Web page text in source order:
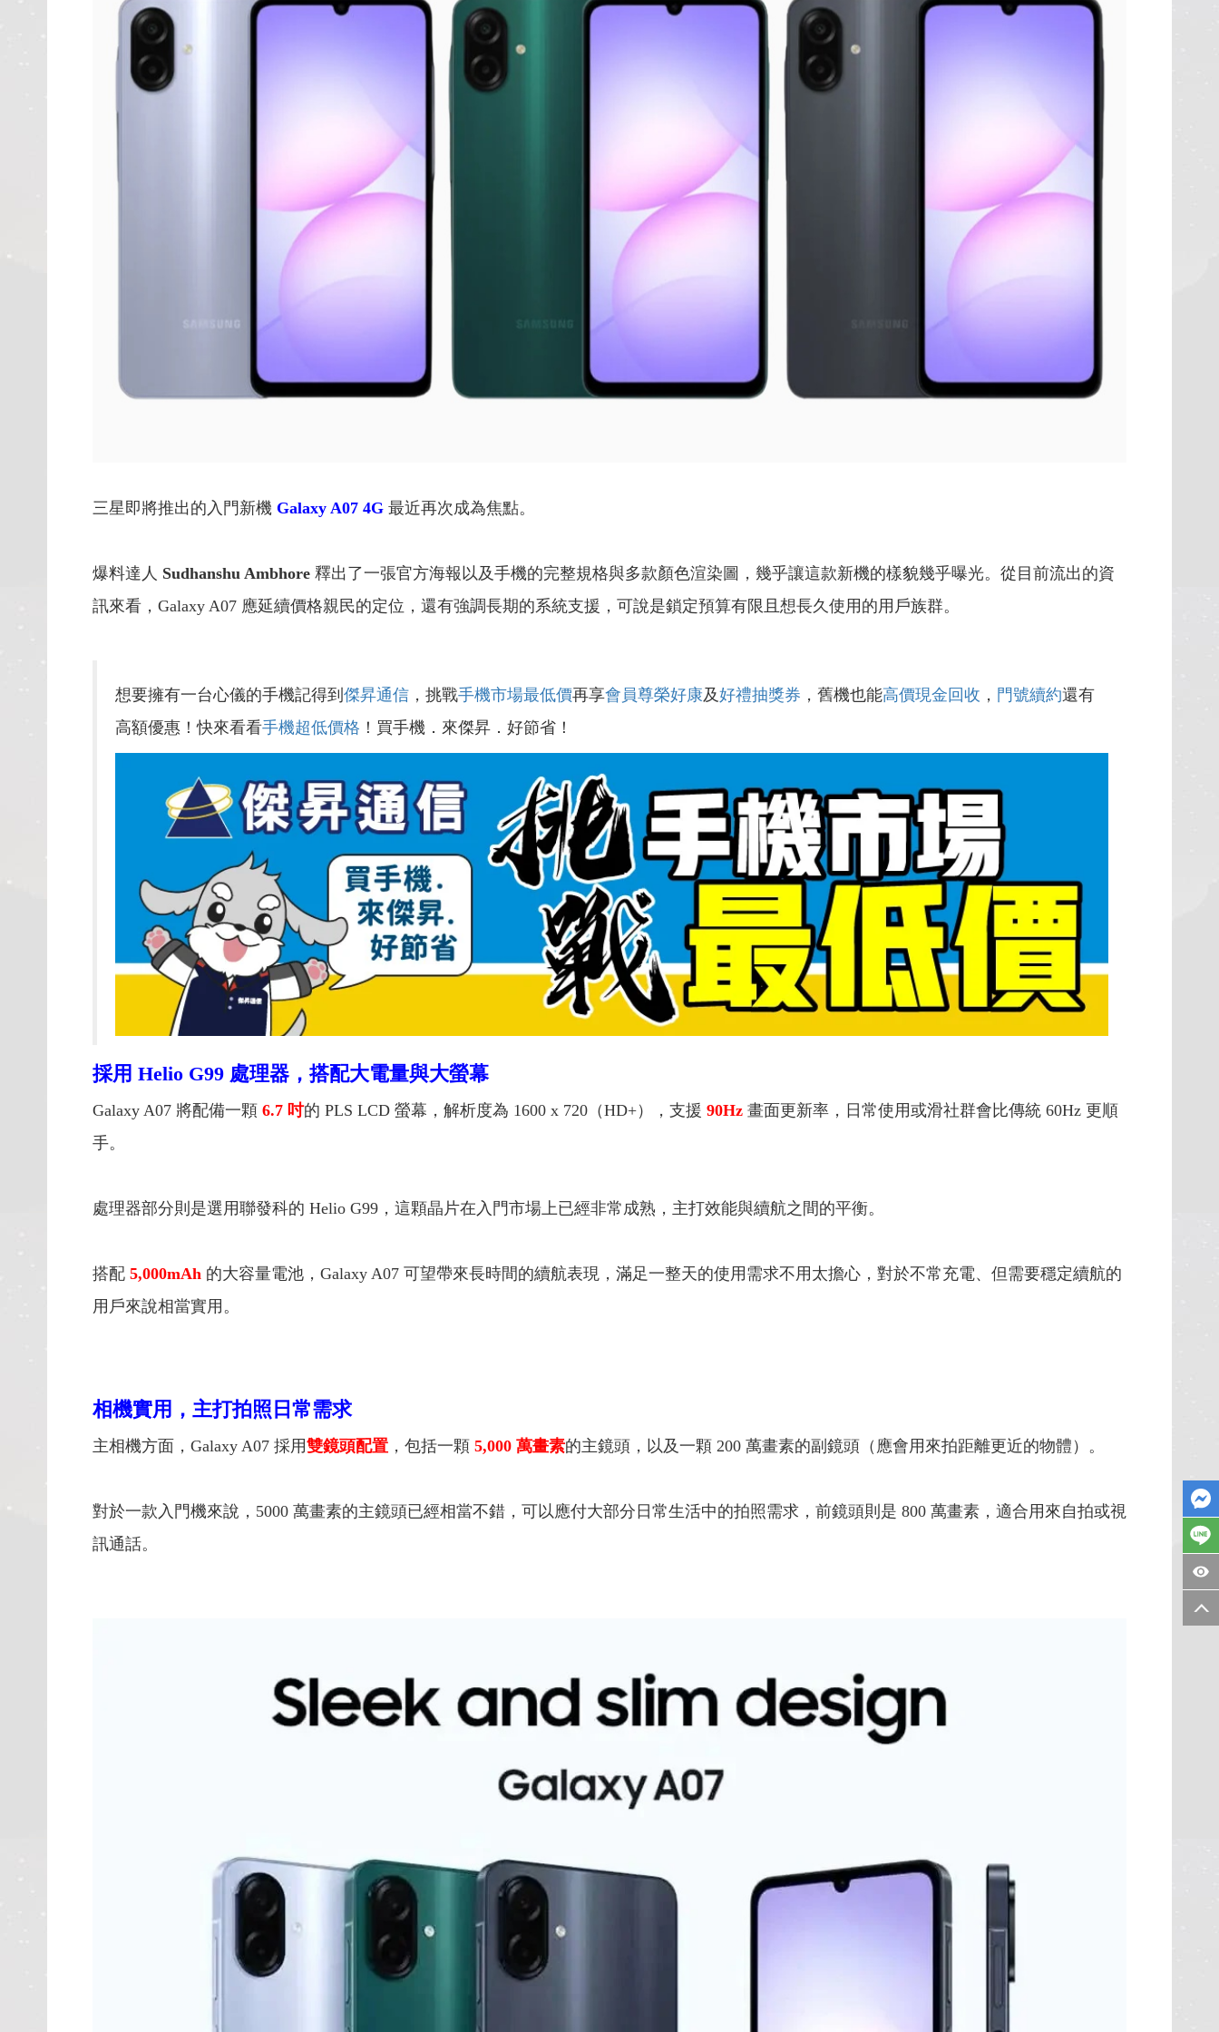
三星即將推出的入門新機 Galaxy A07 4G 最近再次成為焦點。
爆料達人 Sudhanshu Ambhore 釋出了一張官方海報以及手機的完整規格與多款顏色渲染圖，幾乎讓這款新機的樣貌幾乎曝光。從目前流出的資
訊來看，Galaxy A07 應延續價格親民的定位，還有強調長期的系統支援，可說是鎖定預算有限且想長久使用的用戶族群。
想要擁有一台心儀的手機記得到 傑昇通信 ，挑戰手機市場最低價再享會員尊榮好康及好禮抽獎券 ，舊機也能高價現金回收 ， 門號續約還有
高額優惠！快來看看手機超低價格 ！買手機．來傑昇．好節省！
採用 Helio G99 處理器，搭配大電量與大螢幕
Galaxy A07 將配備一顆 6.7 吋的 PLS LCD 螢幕，解析度為 1600 x 720（HD+），支援 90Hz 畫面更新率，日常使用或滑社群會比傳統 60Hz 更順
手。
處理器部分則是選用聯發科的 Helio G99，這顆晶片在入門市場上已經非常成熟，主打效能與續航之間的平衡。
搭配 5,000mAh 的大容量電池，Galaxy A07 可望帶來長時間的續航表現，滿足一整天的使用需求不用太擔心，對於不常充電、但需要穩定續航的
用戶來說相當實用。
相機實用，主打拍照日常需求
主相機方面，Galaxy A07 採用雙鏡頭配置 ，包括一顆 5,000 萬畫素的主鏡頭，以及一顆 200 萬畫素的副鏡頭（應會用來拍距離更近的物體）。
對於一款入門機來說，5000 萬畫素的主鏡頭已經相當不錯，可以應付大部分日常生活中的拍照需求，前鏡頭則是 800 萬畫素，適合用來自拍或視
訊通話。